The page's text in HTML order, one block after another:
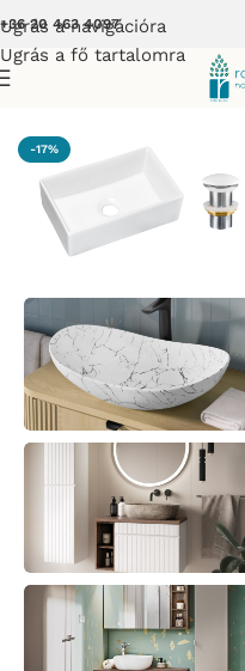
Ugrás a navigációra
Ugrás a fő tartalomra
+36 20 463 4097
Fürdőszoba bútor/
-17%